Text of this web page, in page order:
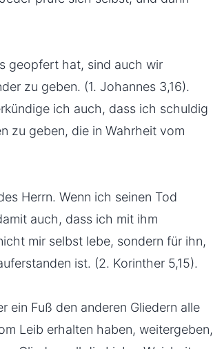
geopfert hat, sind auch wir
zu geben. (1. Johannes 3,16).
ich auch, dass ich schuldig
zu geben, die in Wahrheit vom
Herrn. Wenn ich seinen Tod
auch, dass ich mit ihm
mir selbst lebe, sondern für ihn,
ist. (2. Korinther 5,15).
ein Fuß den anderen Gliedern alle
Leib erhalten haben, weitergeben,